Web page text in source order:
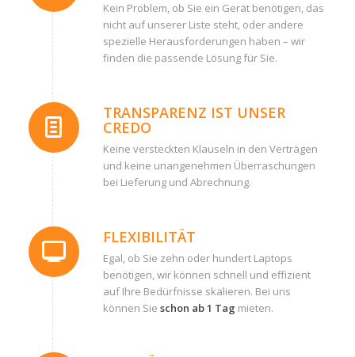
Kein Problem, ob Sie ein Gerät benötigen, das
nicht auf unserer Liste steht, oder andere
spezielle Herausforderungen haben – wir
finden die passende Lösung für Sie.
TRANSPARENZ IST UNSER
CREDO
Keine versteckten Klauseln in den Verträgen
und keine unangenehmen Überraschungen
bei Lieferung und Abrechnung.
FLEXIBILITÄT
Egal, ob Sie zehn oder hundert Laptops
benötigen, wir können schnell und effizient
auf Ihre Bedürfnisse skalieren. Bei uns
können Sie schon ab 1 Tag mieten.